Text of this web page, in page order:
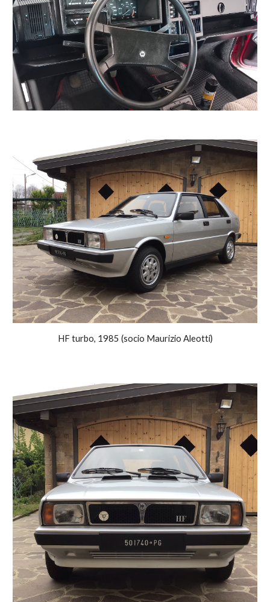
HF turbo, 1985 (socio Maurizio Aleotti)